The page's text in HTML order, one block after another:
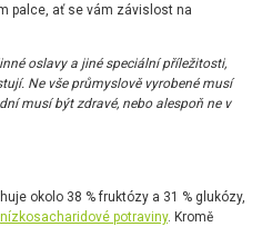
palce, ať se vám závislost na
oslavy a jiné speciální příležitosti,
Ne vše průmyslově vyrobené musí
musí být zdravé, nebo alespoň ne v
okolo 38 % fruktózy a 31 % glukózy,
nízkosacharidové potraviny. Kromě